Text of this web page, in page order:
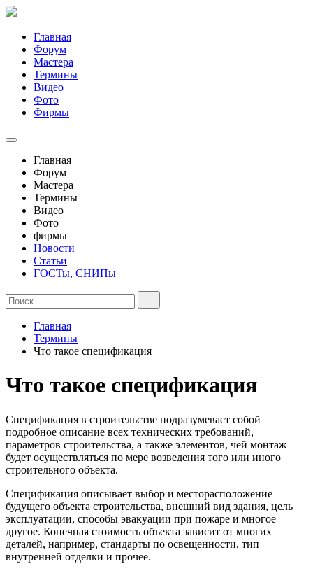
Главная
Форум
Мастера
Термины
Видео
Фото
Фирмы
Главная
Форум
Мастера
Термины
Видео
Фото
фирмы
Новости
Статьи
ГОСТы, СНИПы
Главная
Термины
Что такое спецификация
Что такое спецификация
Спецификация в строительстве подразумевает собой
подробное описание всех технических требований,
параметров строительства, а также элементов, чей монтаж
будет осуществляться по мере возведения того или иного
строительного объекта.
Спецификация описывает выбор и месторасположение
будущего объекта строительства, внешний вид здания, цель
эксплуатации, способы эвакуации при пожаре и многое
другое. Конечная стоимость объекта зависит от многих
деталей, например, стандарты по освещенности, тип
внутренней отделки и прочее.